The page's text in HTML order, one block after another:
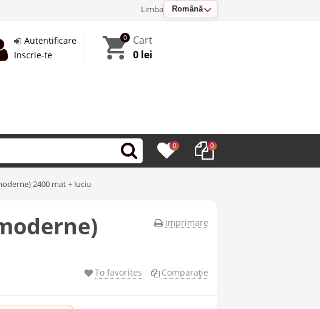
Limba Română
Autentificare
Inscrie-te
0
Cart
0 lei
0 0
2400 mat + luciu
Imprimare
To favorites Comparaţie